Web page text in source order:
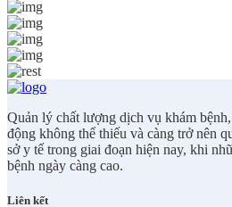
Quản lý chất lượng dịch vụ khám
động không thể thiếu và càng trở nên
sở y tế trong giai đoạn hiện nay, khi
bệnh ngày càng cao.
Liên kết